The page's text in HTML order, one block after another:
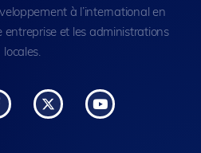
à l’international en
et les administrations
locales.